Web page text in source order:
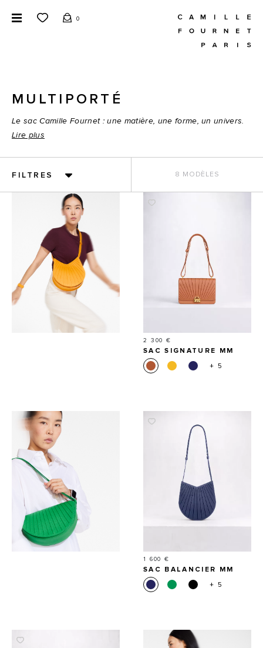
0
MULTIPORTÉ
Le sac Camille Fournet : une matière, une forme, un univers.
Lire plus
FILTRES 8 MODÈLES
Prix
2 300 €
SAC SIGNATURE MM
+ 5
Prix
1 600 €
SAC BALANCIER MM
+ 5